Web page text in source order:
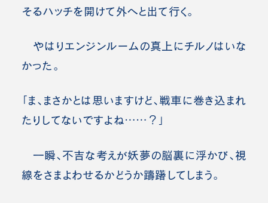
そるハッチを開けて外へと出て行く。
やはりエンジンルームの真上にチルノはいな
かった。
「ま、まさかとは思いますけど、戦車に巻き込まれ
たりしてないですよね……？」
一瞬、不吉な考えが妖夢の脳裏に浮かび、視
線をさまよわせるかどうか躊躇してしまう。